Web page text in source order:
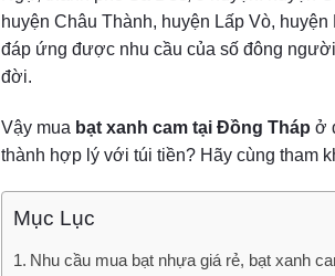
huyện Châu Thành, huyện Lấp Vò,
đáp ứng được nhu cầu của số đông
đời.
Vậy mua bạt xanh cam tại Đồng Tháp ở
thành hợp lý với túi tiền? Hãy cùng tham
Mục Lục
Nhu cầu mua bạt nhựa giá rẻ, bạt xanh